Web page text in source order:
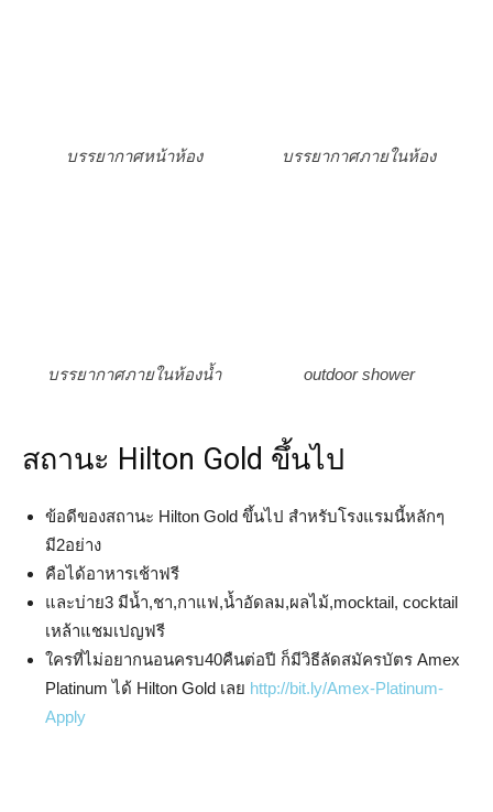
บรรยากาศหน้าห้อง บรรยากาศภายในห้อง
บรรยากาศภายในห้องน้ำ outdoor shower
สถานะ Hilton Gold ขึ้นไป
ข้อดีของสถานะ Hilton Gold ขึ้นไป สำหรับโรงแรมนี้หลักๆ
มี2อย่าง
คือได้อาหารเช้าฟรี
และบ่าย3 มีน้ำ,ชา,กาแฟ,น้ำอัดลม,ผลไม้,mocktail, cocktail
เหล้าแชมเปญฟรี
ใครที่ไม่อยากนอนครบ40คืนต่อปี ก็มีวิธีลัดสมัครบัตร Amex
Platinum ได้ Hilton Gold เลย http://bit.ly/Amex-Platinum-
Apply